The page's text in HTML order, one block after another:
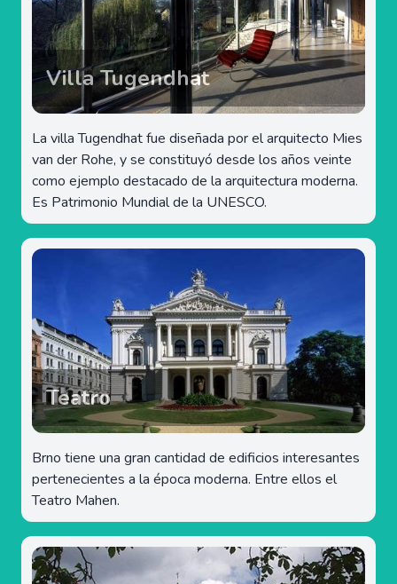
Villa Tugendhat
La villa Tugendhat fue diseñada por el arquitecto Mies
van der Rohe, y se constituyó desde los años veinte
como ejemplo destacado de la arquitectura moderna.
Es Patrimonio Mundial de la UNESCO.
Teatro
Brno tiene una gran cantidad de edificios interesantes
pertenecientes a la época moderna. Entre ellos el
Teatro Mahen.